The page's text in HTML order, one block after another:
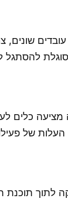
עובדים
להסתגל
מציעה כלים
העלות של
לתוך תוכנת